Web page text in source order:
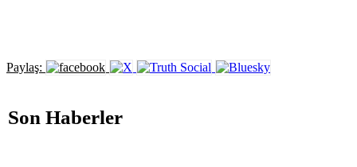
Paylaş:
Son Haberler